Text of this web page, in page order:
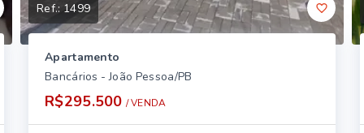
Ref.:1499
Apartamento
Bancários - João Pessoa/PB
R$295.500 / VENDA